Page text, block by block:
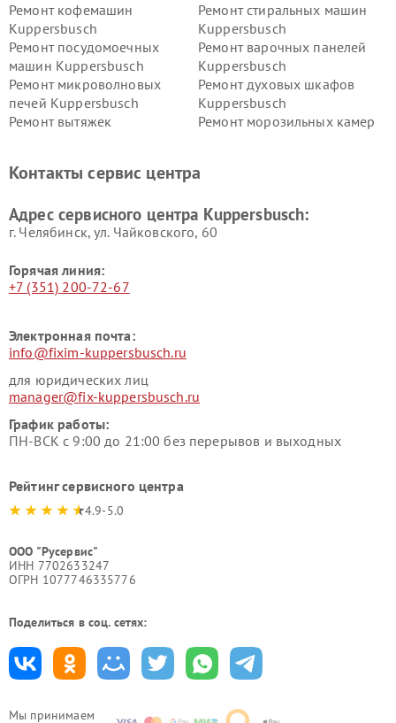
Мы принимаем
Ремонт кофемашин
Kuppersbusch
Ремонт стиральных машин
Kuppersbusch
Ремонт посудомоечных
машин Kuppersbusch
Ремонт варочных панелей
Kuppersbusch
Ремонт микроволновых
печей Kuppersbusch
Ремонт духовых шкафов
Kuppersbusch
Ремонт вытяжек
Ремонт морозильных камер
Kuppersbusch
вакуумных упаковщиков
Ремонт сушильных машин Kuppersbusch
Контакты сервис центра
Адрес сервисного центра Kuppersbusch:
г. Челябинск, ул. Чайковского, 60
Горячая линия:
+7 (351) 200-72-67
Электронная почта:
info@fixim-kuppersbusch.ru
для юридических лиц
manager@fix-kuppersbusch.ru
График работы:
ПН-ВСК с 9:00 до 21:00 без перерывов и выходных
Рейтинг сервисного центра
4.9-5.0
ООО "Русервис"
ИНН 7702633247
ОГРН 1077746335776
Поделиться в соц. сетях: